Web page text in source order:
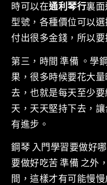
時可以在通利琴行裏
型號，各種價位可以
付出很多金錢，所以要
第三，時間 準備 。學
果，很多時候要花大
去，也就是每天至少
天，天天堅持下去，
有進步。
鋼琴 入門學習要做好
要做好吃苦 準備 之外
間，這樣才有可能慢